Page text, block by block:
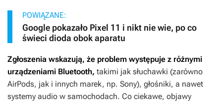
POWIĄZANE:
Google pokazało Pixel 11 i nikt nie wie, po co
świeci dioda obok aparatu
Zgłoszenia wskazują, że problem występuje z różnymi
urządzeniami Bluetooth, takimi jak słuchawki (zarówno
AirPods, jak i innych marek, np. Sony), głośniki, a nawet
systemy audio w samochodach. Co ciekawe, objawy